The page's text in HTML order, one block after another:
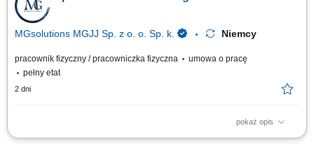
bezpieczeństwa oraz obowiązujących procedur;
MGsolutions MGJJ Sp. z o. o. Sp. k. Niemcy
pracownik fizyczny / pracowniczka fizyczna
umowa o pracę
pełny etat
2 dni
pokaż opis
Opis stanowiska Magazynowanie towaru - załadunek oraz rozładunek